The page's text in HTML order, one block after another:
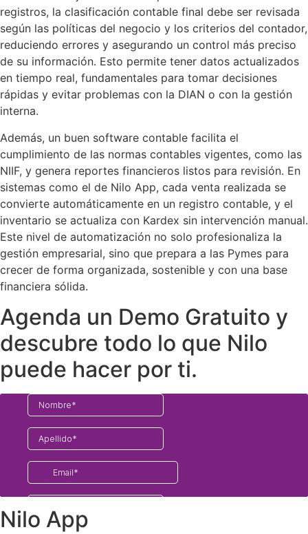
registros, la clasificación contable final debe ser revisada
según las políticas del negocio y los criterios del contador,
reduciendo errores y asegurando un control más preciso
de su información. Esto permite tener datos actualizados
en tiempo real, fundamentales para tomar decisiones
rápidas y evitar problemas con la DIAN o con la gestión
interna.
Además, un buen software contable facilita el
cumplimiento de las normas contables vigentes, como las
NIIF, y genera reportes financieros listos para revisión. En
sistemas como el de Nilo App, cada venta realizada se
convierte automáticamente en un registro contable, y el
inventario se actualiza con Kardex sin intervención manual.
Este nivel de automatización no solo profesionaliza la
gestión empresarial, sino que prepara a las Pymes para
crecer de forma organizada, sostenible y con una base
financiera sólida.
Agenda un Demo Gratuito y
descubre todo lo que Nilo
puede hacer por ti.
Nilo App